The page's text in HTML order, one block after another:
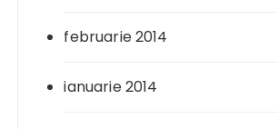
februarie 2014
ianuarie 2014